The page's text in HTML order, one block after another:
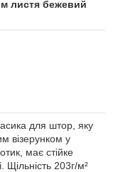
листя бежевий
для штор, яку
візерунком у
має стійке
Щільність 203г/м²